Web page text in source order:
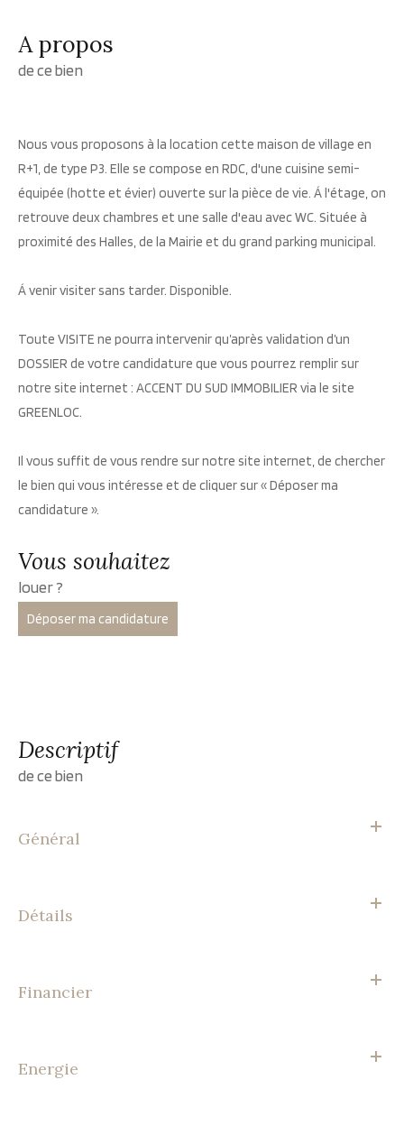
a propos
de ce bien
Nous vous proposons à la location cette maison de village en
R+1, de type P3. Elle se compose en RDC, d'une cuisine semi-
équipée (hotte et évier) ouverte sur la pièce de vie. Á l'étage, on
retrouve deux chambres et une salle d'eau avec WC. Située à
proximité des Halles, de la Mairie et du grand parking municipal.
Á venir visiter sans tarder. Disponible.
Toute VISITE ne pourra intervenir qu’après validation d’un
DOSSIER de votre candidature que vous pourrez remplir sur
notre site internet : ACCENT DU SUD IMMOBILIER via le site
GREENLOC.
Il vous suffit de vous rendre sur notre site internet, de chercher
le bien qui vous intéresse et de cliquer sur « Déposer ma
candidature ».
vous souhaitez
louer ?
Déposer ma candidature
descriptif
de ce bien
Général
Détails
Financier
Energie